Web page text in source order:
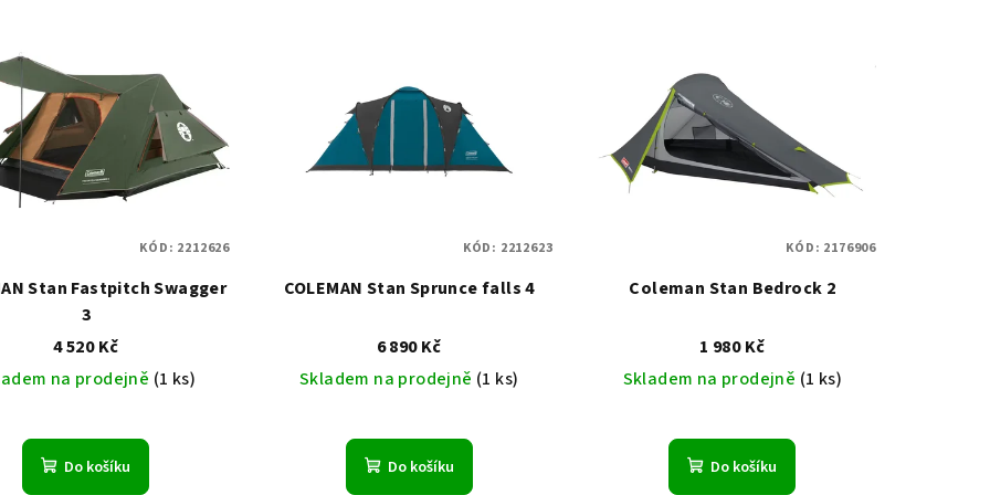
Stan Fastpitch Swagger
3
4 520 Kč
na prodejně (1 ks)
Do košíku
KÓD: 2212626
COLEMAN Stan Sprunce falls 4
6 890 Kč
Skladem na prodejně (1 ks)
Do košíku
KÓD: 2212623
Coleman Stan Bedrock 2
1 980 Kč
Skladem na prodejně (1 ks)
Do košíku
KÓD: 2176906